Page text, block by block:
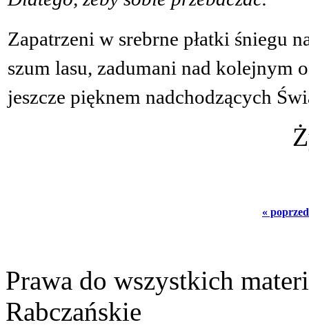
Zapatrzeni w srebrne płatki śniegu
szum lasu, zadumani nad kolejnym
jeszcze pięknem nadchodzących
«
Prawa do wszystkich
Rabczańskie